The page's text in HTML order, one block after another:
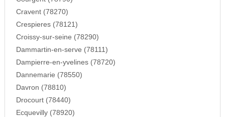
Cravent (78270)
Crespieres (78121)
Croissy-sur-seine (78290)
Dammartin-en-serve (78111)
Dampierre-en-yvelines (78720)
Dannemarie (78550)
Davron (78810)
Drocourt (78440)
Ecquevilly (78920)